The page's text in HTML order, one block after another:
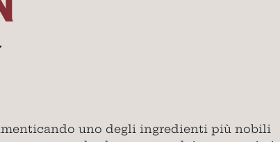
uno degli ingredienti più nobili